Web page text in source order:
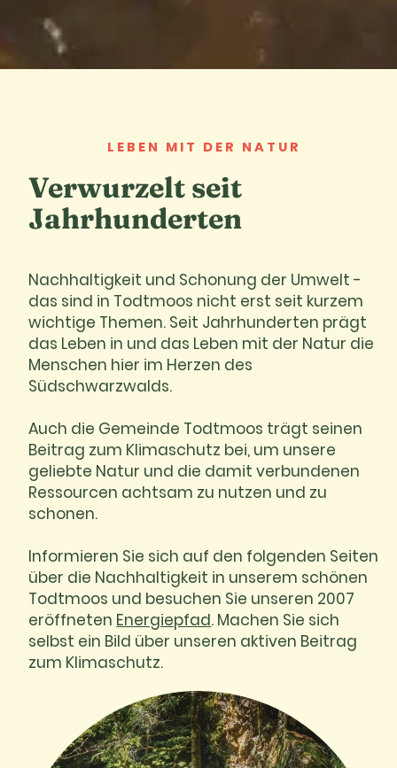
LEBEN MIT DER NATUR
Verwurzelt seit
Jahrhunderten
Nachhaltigkeit und Schonung der Umwelt -
das sind in Todtmoos nicht erst seit kurzem
wichtige Themen. Seit Jahrhunderten prägt
das Leben in und das Leben mit der Natur die
Menschen hier im Herzen des
Südschwarzwalds.
Auch die Gemeinde Todtmoos trägt seinen
Beitrag zum Klimaschutz bei, um unsere
geliebte Natur und die damit verbundenen
Ressourcen achtsam zu nutzen und zu
schonen.
Informieren Sie sich auf den folgenden Seiten
über die Nachhaltigkeit in unserem schönen
Todtmoos und besuchen Sie unseren 2007
eröffneten Energiepfad. Machen Sie sich
selbst ein Bild über unseren aktiven Beitrag
zum Klimaschutz.